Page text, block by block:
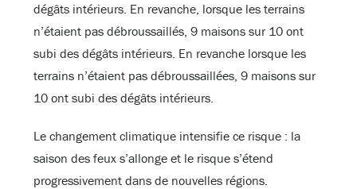
dégâts intérieurs. En revanche, lorsque les terrains
n’étaient pas débroussaillés, 9 maisons sur 10 ont
subi des dégâts intérieurs. En revanche lorsque les
terrains n’étaient pas débroussaillées, 9 maisons sur
10 ont subi des dégâts intérieurs.
Le changement climatique intensifie ce risque : la
saison des feux s’allonge et le risque s’étend
progressivement dans de nouvelles régions.